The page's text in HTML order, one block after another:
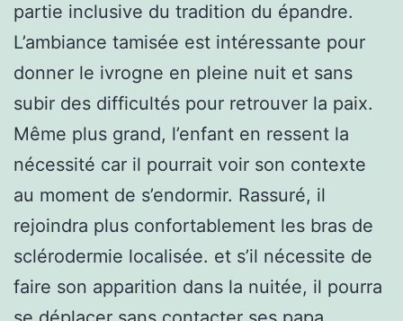
partie inclusive du tradition du épandre.
L’ambiance tamisée est intéressante pour
donner le ivrogne en pleine nuit et sans
subir des difficultés pour retrouver la paix.
Même plus grand, l’enfant en ressent la
nécessité car il pourrait voir son contexte
au moment de s’endormir. Rassuré, il
rejoindra plus confortablement les bras de
sclérodermie localisée. et s’il nécessite de
faire son apparition dans la nuitée, il pourra